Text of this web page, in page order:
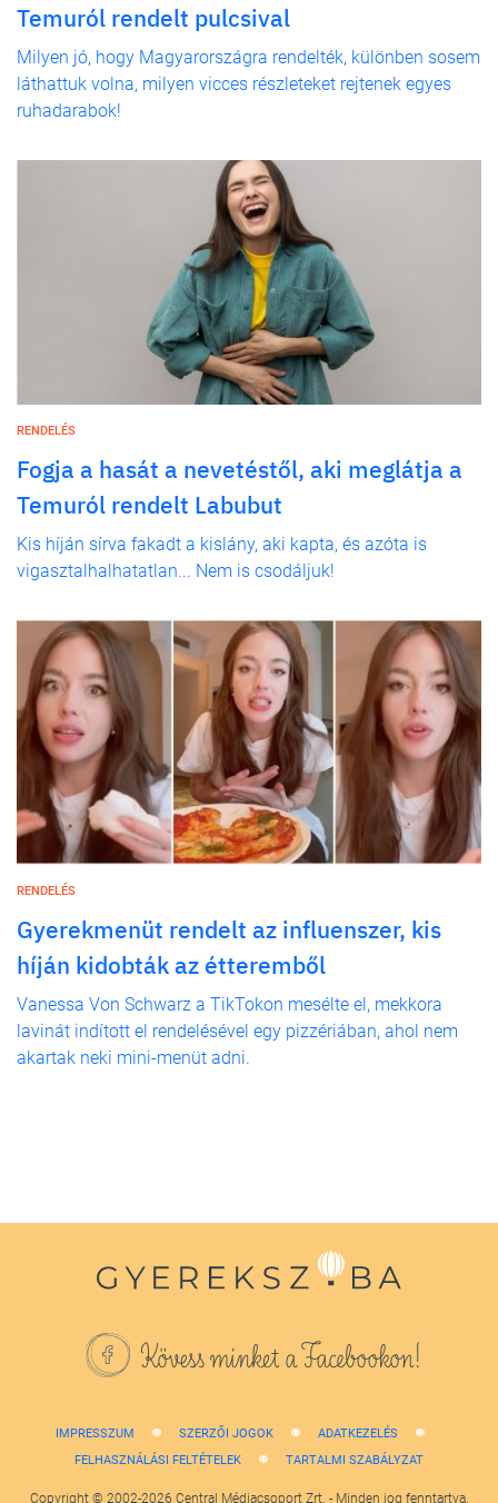
Temuról rendelt pulcsival
Milyen jó, hogy Magyarországra rendelték, különben sosem
láthattuk volna, milyen vicces részleteket rejtenek egyes
ruhadarabok!
RENDELÉS
Fogja a hasát a nevetéstől, aki meglátja a
Temuról rendelt Labubut
Kis híján sírva fakadt a kislány, aki kapta, és azóta is
vigasztalhalhatatlan... Nem is csodáljuk!
RENDELÉS
Gyerekmenüt rendelt az influenszer, kis
híján kidobták az étteremből
Vanessa Von Schwarz a TikTokon mesélte el, mekkora
lavinát indított el rendelésével egy pizzériában, ahol nem
akartak neki mini-menüt adni.
Kövess minket a Facebookon!
IMPRESSZUM SZERZŐI JOGOK
ADATKEZELÉS
FELHASZNÁLÁSI FELTÉTELEK
TARTALMI SZABÁLYZAT
Copyright © 2002-2026 Central Médiacsoport Zrt. - Minden jog fenntartva.